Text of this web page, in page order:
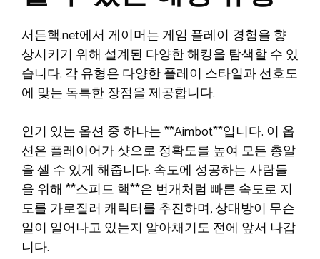
서든핵.net에서 게이머는 게임 플레이 경험을 향
상시키기 위해 설계된 다양한 해킹을 탐색할 수 있
습니다. 각 유형은 다양한 플레이 스타일과 선호도
에 맞는 독특한 장점을 제공합니다.
인기 있는 옵션 중 하나는 **Aimbot**입니다. 이 옵
션은 플레이어가 샷으로 정확도를 높여 모든 총알
을 셀 수 있게 해줍니다. 속도에 성공하는 사람들
을 위해 **스피드 핵**은 번개처럼 빠른 속도로 지
도를 가로질러 캐릭터를 추진하며, 상대방이 무슨
일이 일어나고 있는지 알아채기도 전에 앞서 나갑
니다.